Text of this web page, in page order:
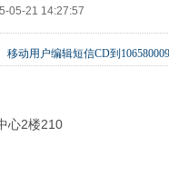
05-21 14:27:57
移动用户编辑短信CD到
心2楼210